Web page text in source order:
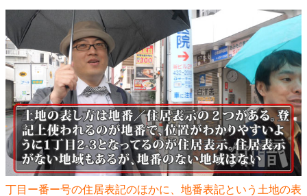
丁目ー番ー号の住居表記のほかに、地番表記という土地の表